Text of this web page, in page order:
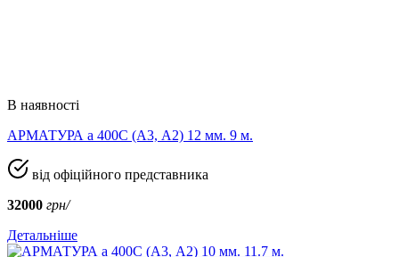
В наявності
АРМАТУРА а 400C (A3, А2) 12 мм. 9 м.
від офіційного представника
32000 грн/
Детальніше